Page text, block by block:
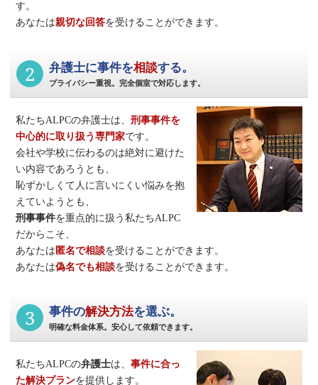
す。
あなたは親切な回答を受けることができます。
2 弁護士に事件を相談する。
プライバシー重視。完全個室で対応します。
私たちALPCの弁護士は、刑事事件を
中心的に取り扱う専門家です。
会社や学校に伝わるのは絶対に避けた
い内容であろうとも、
恥ずかしくて人に言いにくい悩みを抱
えていようとも、
刑事事件を重点的に扱う私たちALPC
だからこそ、
あなたは匿名で相談を受けることができます。
あなたは偽名でも相談を受けることができます。
3 事件の解決方法を選ぶ。
明確な料金体系。安心して依頼できます。
私たちALPCの弁護士は、事件に合っ
た解決プランを提供します。